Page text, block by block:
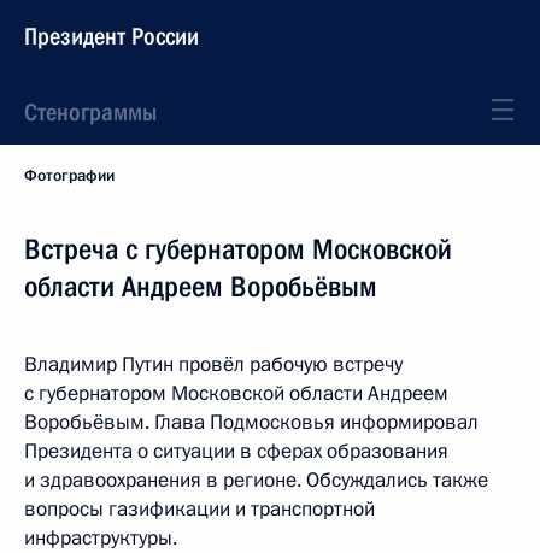
Президент России
Стенограммы
Фотографии
Встреча с губернатором Московской
области Андреем Воробьёвым
Владимир Путин провёл рабочую встречу
с губернатором Московской области Андреем
Воробьёвым. Глава Подмосковья информировал
Президента о ситуации в сферах образования
и здравоохранения в регионе. Обсуждались также
вопросы газификации и транспортной
инфраструктуры.